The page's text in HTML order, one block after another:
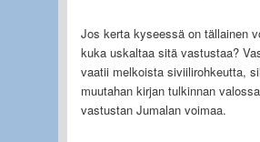
Jos kerta kyseessä on tällainen
kuka uskaltaa sitä vastustaa?
vaatii melkoista siviilirohkeutta,
muutahan kirjan tulkinnan
vastustan Jumalan voimaa.